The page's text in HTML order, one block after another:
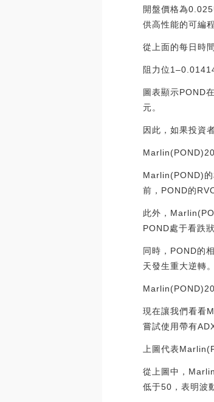
開盤價格為
供高性能的可編
從上面的每日時
阻力位
圖表顯示POND
元。
因此，如果投資
Marlin(POND)的
前，POND的
此外，
POND處于看跌
同時，POND的
天發生重大逆轉
現在讓我們看看
嘗試使用帶有
上圖代表
從上圖中，
低于50，表明波